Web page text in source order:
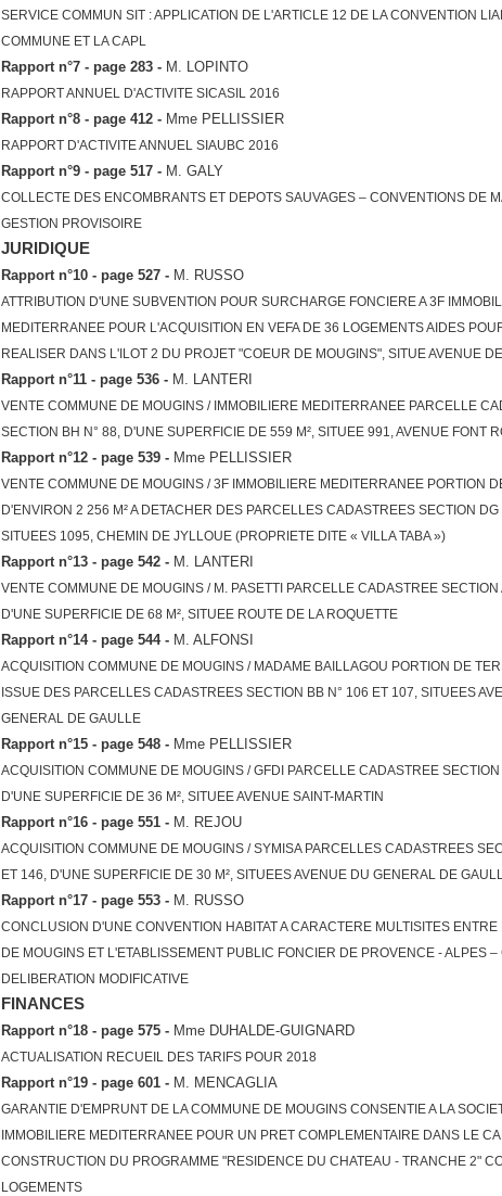
SERVICE COMMUN SIT : APPLICATION DE L'ARTICLE 12 DE LA CONVENTION
COMMUNE ET LA CAPL
Rapport n°7 - page 283 - M. LOPINTO
RAPPORT ANNUEL D'ACTIVITE SICASIL 2016
Rapport n°8 - page 412 - Mme PELLISSIER
RAPPORT D'ACTIVITE ANNUEL SIAUBC 2016
Rapport n°9 - page 517 - M. GALY
COLLECTE DES ENCOMBRANTS ET DEPOTS SAUVAGES – CONVENTIONS DE
GESTION PROVISOIRE
JURIDIQUE
Rapport n°10 - page 527 - M. RUSSO
ATTRIBUTION D'UNE SUBVENTION POUR SURCHARGE FONCIERE A 3F
MEDITERRANEE POUR L'ACQUISITION EN VEFA DE 36 LOGEMENTS AIDES
REALISER DANS L'ILOT 2 DU PROJET "COEUR DE MOUGINS", SITUE AVENUE
Rapport n°11 - page 536 - M. LANTERI
VENTE COMMUNE DE MOUGINS / IMMOBILIERE MEDITERRANEE PARCELLE
SECTION BH N° 88, D'UNE SUPERFICIE DE 559 M², SITUEE 991, AVENUE FONT
Rapport n°12 - page 539 - Mme PELLISSIER
VENTE COMMUNE DE MOUGINS / 3F IMMOBILIERE MEDITERRANEE PORTION
D'ENVIRON 2 256 M² A DETACHER DES PARCELLES CADASTREES SECTION DG
SITUEES 1095, CHEMIN DE JYLLOUE (PROPRIETE DITE « VILLA TABA »)
Rapport n°13 - page 542 - M. LANTERI
VENTE COMMUNE DE MOUGINS / M. PASETTI PARCELLE CADASTREE SECTION
D'UNE SUPERFICIE DE 68 M², SITUEE ROUTE DE LA ROQUETTE
Rapport n°14 - page 544 - M. ALFONSI
ACQUISITION COMMUNE DE MOUGINS / MADAME BAILLAGOU PORTION DE
ISSUE DES PARCELLES CADASTREES SECTION BB N° 106 ET 107, SITUEES
GENERAL DE GAULLE
Rapport n°15 - page 548 - Mme PELLISSIER
ACQUISITION COMMUNE DE MOUGINS / GFDI PARCELLE CADASTREE SECTION
D'UNE SUPERFICIE DE 36 M², SITUEE AVENUE SAINT-MARTIN
Rapport n°16 - page 551 - M. REJOU
ACQUISITION COMMUNE DE MOUGINS / SYMISA PARCELLES CADASTREES
ET 146, D'UNE SUPERFICIE DE 30 M², SITUEES AVENUE DU GENERAL DE
Rapport n°17 - page 553 - M. RUSSO
CONCLUSION D'UNE CONVENTION HABITAT A CARACTERE MULTISITES
DE MOUGINS ET L'ETABLISSEMENT PUBLIC FONCIER DE PROVENCE - ALPES
DELIBERATION MODIFICATIVE
FINANCES
Rapport n°18 - page 575 - Mme DUHALDE-GUIGNARD
ACTUALISATION RECUEIL DES TARIFS POUR 2018
Rapport n°19 - page 601 - M. MENCAGLIA
GARANTIE D'EMPRUNT DE LA COMMUNE DE MOUGINS CONSENTIE A LA
IMMOBILIERE MEDITERRANEE POUR UN PRET COMPLEMENTAIRE DANS LE
CONSTRUCTION DU PROGRAMME "RESIDENCE DU CHATEAU - TRANCHE 2"
LOGEMENTS